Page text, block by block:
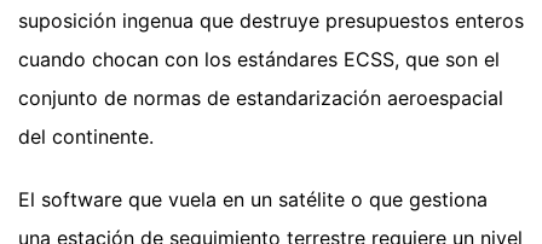
suposición ingenua que destruye presupuestos enteros
cuando chocan con los estándares ECSS, que son el
conjunto de normas de estandarización aeroespacial
del continente.
El software que vuela en un satélite o que gestiona
una estación de seguimiento terrestre requiere un nivel